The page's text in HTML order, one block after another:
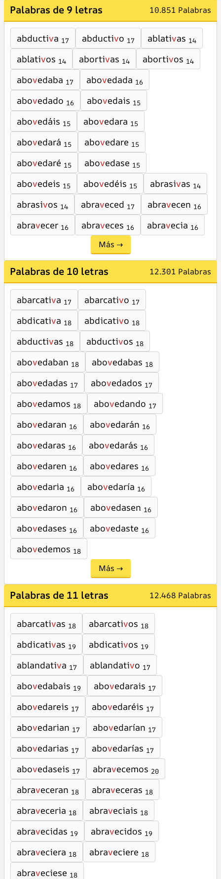
Palabras de 9 letras 10.851 Palabras
abductiva 17 abductivo 17 ablativas 14
ablativos 14 abortivas 14 abortivos 14
abovedaba 17 abovedada 16
abovedado 16 abovedais 15
abovedáis 15 abovedara 15
abovedará 15 abovedare 15
abovedaré 15 abovedase 15
abovedeis 15 abovedéis 15 abrasivas 14
abrasivos 14 abraveced 17 abravecen 16
abravecer 16 abraveces 16 abravecia 16
Más →
Palabras de 10 letras 12.301 Palabras
abarcativa 17 abarcativo 17
abdicativa 18 abdicativo 18
abductivas 18 abductivos 18
abovedaban 18 abovedabas 18
abovedadas 17 abovedados 17
abovedamos 18 abovedando 17
abovedaran 16 abovedarán 16
abovedaras 16 abovedarás 16
abovedaren 16 abovedares 16
abovedaria 16 abovedaría 16
abovedaron 16 abovedasen 16
abovedases 16 abovedaste 16
abovedemos 18
Más →
Palabras de 11 letras 12.468 Palabras
abarcativas 18 abarcativos 18
abdicativas 19 abdicativos 19
ablandativa 17 ablandativo 17
abovedabais 19 abovedarais 17
abovedareis 17 abovedaréis 17
abovedarian 17 abovedarían 17
abovedarias 17 abovedarías 17
abovedaseis 17 abravecemos 20
abraveceran 18 abraveceras 18
abraveceria 18 abraveciais 18
abravecidas 19 abravecidos 19
abraveciera 18 abraveciere 18
abraveciese 18